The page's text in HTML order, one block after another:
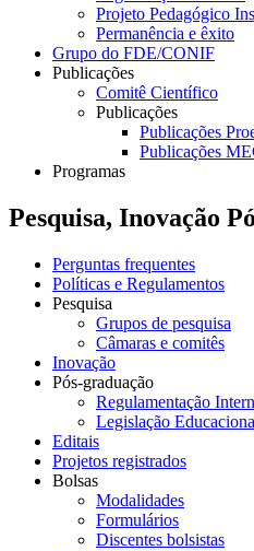
Projeto Pedagógico
Permanência e êxito
Grupo do FDE/CONIF
Publicações
Comitê Científico
Publicações
Publicações
Publicações
Programas
Pesquisa, Inovação
Perguntas frequentes
Políticas e Regulamentos
Pesquisa
Grupos de pesquisa
Câmaras e comitês
Inovação
Pós-graduação
Regulamentação
Legislação
Editais
Projetos registrados
Bolsas
Modalidades
Formulários
Discentes bolsistas